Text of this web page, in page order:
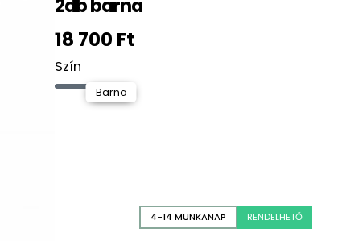
2db barna
18 700 Ft
Szín
Barna
4-14 MUNKANAP RENDELHETŐ